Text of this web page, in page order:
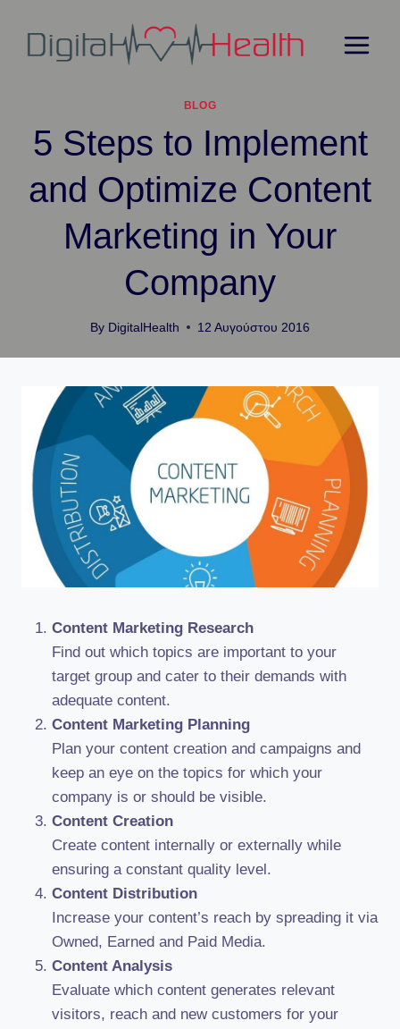
content
BLOG
5 Steps to Implement
and Optimize Content
Marketing in Your
Company
By DigitalHealth 12 Αυγούστου 2016
Content Marketing Research
Find out which topics are important to your
target group and cater to their demands with
adequate content.
Content Marketing Planning
Plan your content creation and campaigns and
keep an eye on the topics for which your
company is or should be visible.
Content Creation
Create content internally or externally while
ensuring a constant quality level.
Content Distribution
Increase your content’s reach by spreading it via
Owned, Earned and Paid Media.
Content Analysis
Evaluate which content generates relevant
visitors, reach and new customers for your